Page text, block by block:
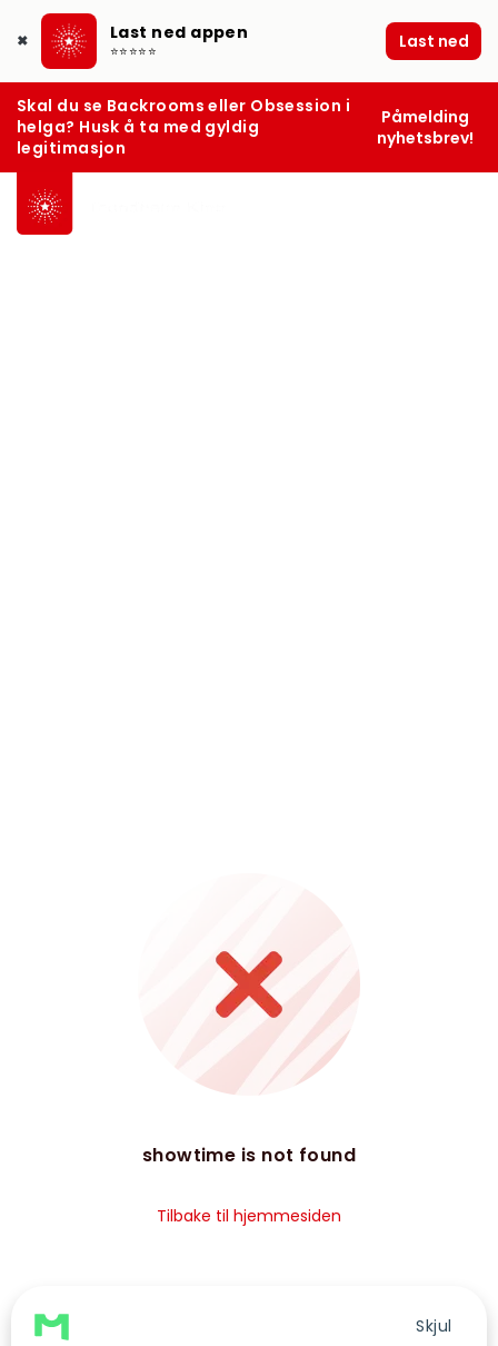
Skjul
✖ Last ned appen
⭐⭐⭐⭐⭐ Last ned
Skal du se Backrooms eller Obsession i
helga? Husk å ta med gyldig
legitimasjon
Påmelding
nyhetsbrev!
showtime is not found
Tilbake til hjemmesiden